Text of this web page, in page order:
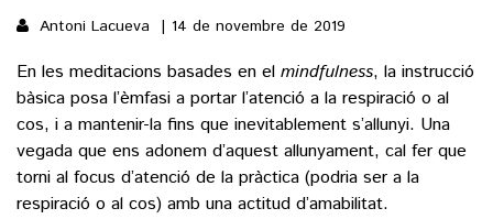
TEMÀTIQUES
()
Antoni Lacueva 14 de novembre de 2019
En les meditacions basades en el mindfulness, la instrucció
bàsica posa l’èmfasi a portar l’atenció a la respiració o al
cos, i a mantenir-la fins que inevitablement s’allunyi. Una
vegada que ens adonem d’aquest allunyament, cal fer que
torni al focus d’atenció de la pràctica (podria ser a la
respiració o al cos) amb una actitud d’amabilitat.